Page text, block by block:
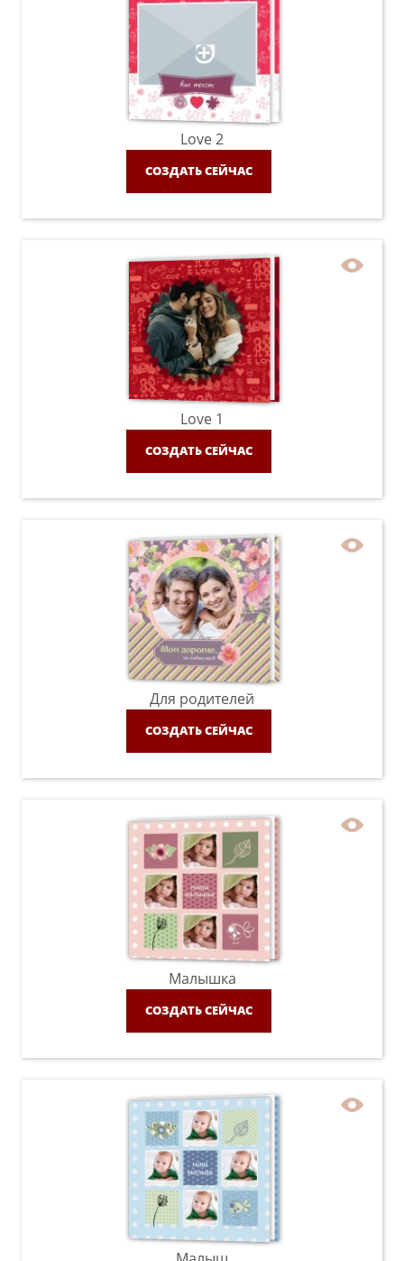
Love 2
СОЗДАТЬ СЕЙЧАС
Love 1
СОЗДАТЬ СЕЙЧАС
Для родителей
СОЗДАТЬ СЕЙЧАС
Малышка
СОЗДАТЬ СЕЙЧАС